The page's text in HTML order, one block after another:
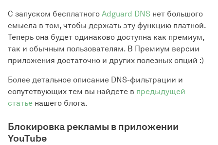
С запуском бесплатного Adguard DNS нет большого
смысла в том, чтобы держать эту функцию платной.
Теперь она будет одинаково доступна как премиум,
так и обычным пользователям. В Премиум версии
приложения достаточно и других полезных опций :)
Более детальное описание DNS-фильтрации и
сопутствующих тем вы найдете в предыдущей
статье нашего блога.
Блокировка рекламы в приложении
YouTube